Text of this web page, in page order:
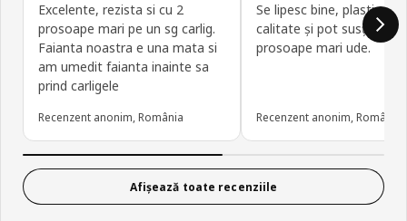
Excelente, rezista si cu 2
prosoape mari pe un sg carlig.
Faianta noastra e una mata si
am umedit faianta inainte sa
prind carligele
Recenzent anonim, România
Se lipesc bine, plasticul
calitate și pot susține 2
prosoape mari ude.
Recenzent anonim, România
Afișează toate recenziile